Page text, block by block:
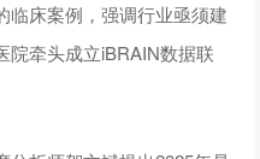
临床案例，强调行业亟须建
院牵头成立iBRAIN数据联